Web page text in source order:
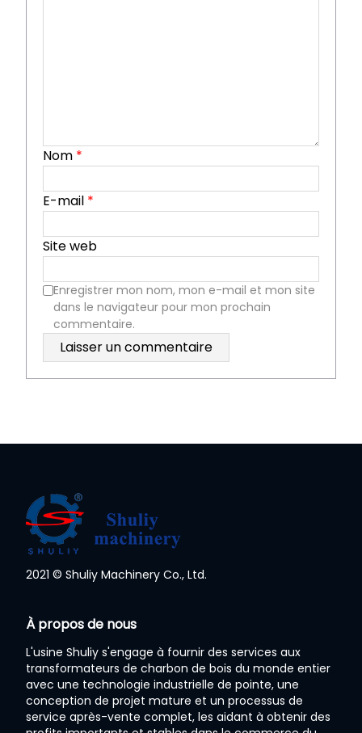
Nom *
E-mail *
Site web
Enregistrer mon nom, mon e-mail et mon site
dans le navigateur pour mon prochain
commentaire.
2021 © Shuliy Machinery Co., Ltd.
À propos de nous
L'usine Shuliy s'engage à fournir des services aux
transformateurs de charbon de bois du monde entier
avec une technologie industrielle de pointe, une
conception de projet mature et un processus de
service après-vente complet, les aidant à obtenir des
Email
Wechat